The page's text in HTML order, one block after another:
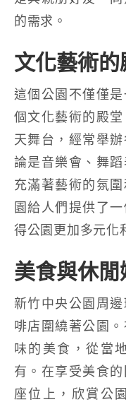
的需求。
文化藝術的
這個公園不僅僅
個文化藝術的殿
天舞台，經常舉
論是音樂會、舞
充滿著藝術的氛
園給人們提供了
得公園更加多元化
美食與休閒
新竹中央公園周
啡店圍繞著公園
味的美食，從當
有。在享受美食
座位上，欣賞公